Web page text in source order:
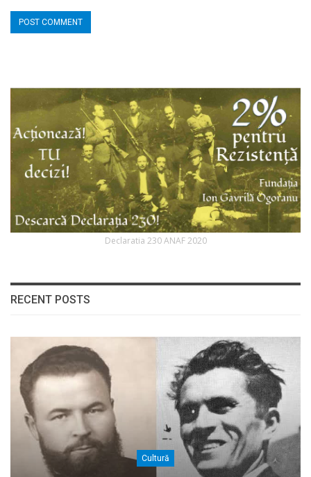
Declaratia 230 ANAF 2020
RECENT POSTS
Cultură